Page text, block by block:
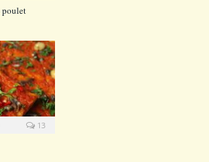
poulet
13